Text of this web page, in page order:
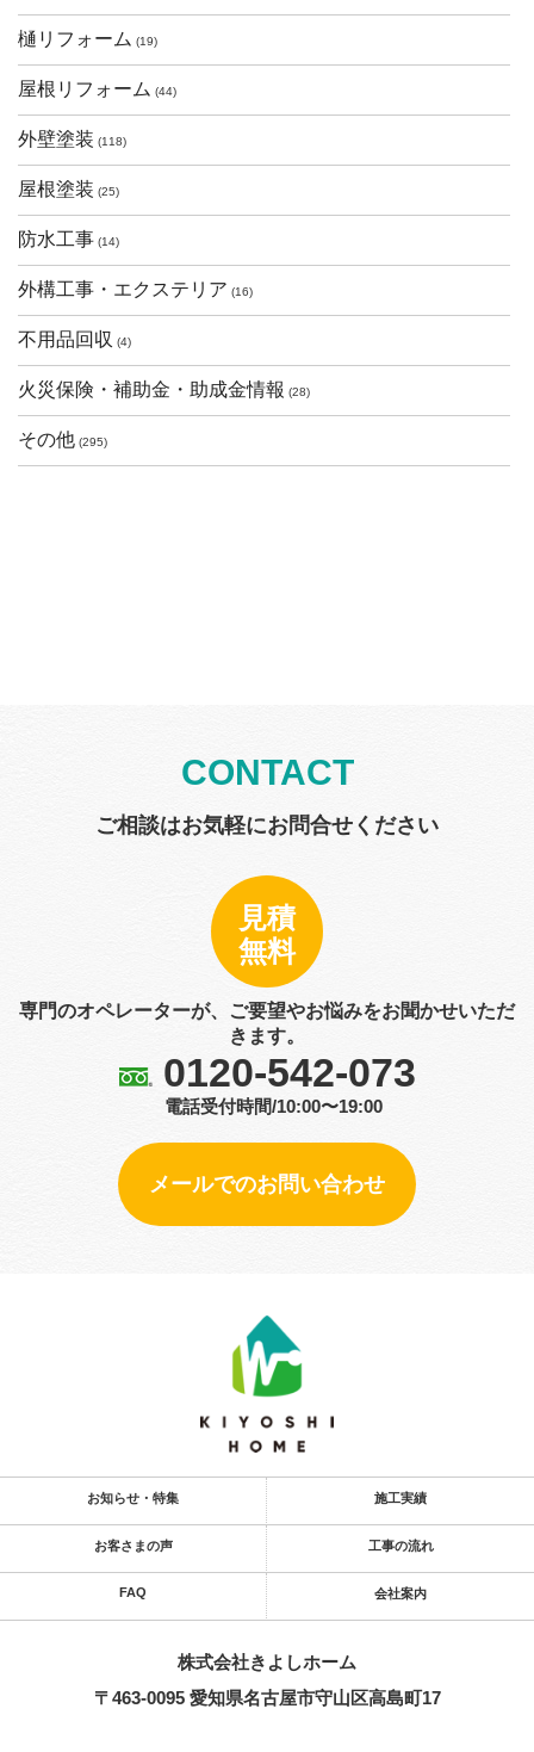
樋リフォーム (19)
屋根リフォーム (44)
外壁塗装 (118)
屋根塗装 (25)
防水工事 (14)
外構工事・エクステリア (16)
不用品回収 (4)
火災保険・補助金・助成金情報 (28)
その他 (295)
CONTACT
ご相談はお気軽にお問合せください
見積
無料
専門のオペレーターが、ご要望やお悩みをお聞かせいただ
きます。
0120-542-073
電話受付時間/10:00〜19:00
メールでのお問い合わせ
お知らせ・特集 施工実績
お客さまの声 工事の流れ
FAQ 会社案内
株式会社きよし​ホーム
〒463-0095 愛知県名古屋市守山区高島町17